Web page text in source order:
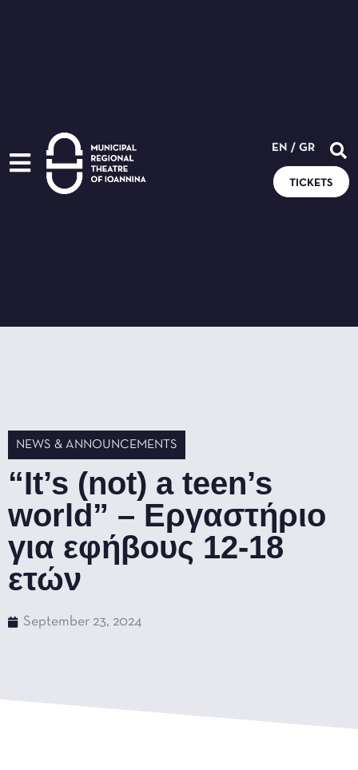
EN / GR
TICKETS
NEWS & ANNOUNCEMENTS
“It’s (not) a teen’s
world” – Εργαστήριο
για εφήβους 12-18
ετών
September 23, 2024